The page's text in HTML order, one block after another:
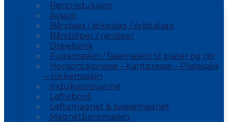
Rørproduksjon
Avsug-
Båndsag / sirkelsag / orbitalsag
Båndsliper / rørsliper
Dreiebenk
Fugemaskin / fasemaskin til plater og rør
Horisontalpresse – Kantpresse – Platesaks
– lokkemaskin
Induksjonsvarme
Løftebord
Løftemagnet & sveisemagnet
Magnetboremaskin